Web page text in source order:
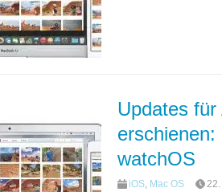
Updates
watchOS
iOS, Mac OS 22.